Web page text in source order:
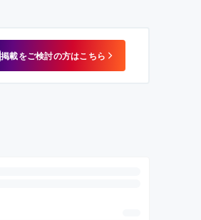
掲載をご検討の方はこちら